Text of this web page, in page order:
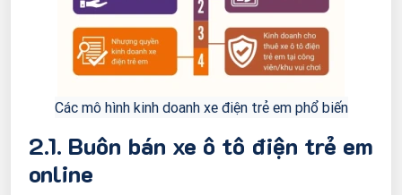
Các mô hình kinh doanh xe điện trẻ em phổ biến
2.1. Buôn bán xe ô tô điện trẻ em
online